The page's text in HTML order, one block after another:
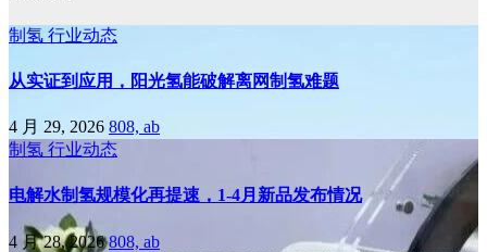
制氢 行业动态
从实证到应用，阳光氢能破解离网制氢难题
4 月 29, 2026 808, ab
制氢 行业动态
电解水制氢规模化再提速，1-4月新品发布情况
4 月 28, 2026808, ab